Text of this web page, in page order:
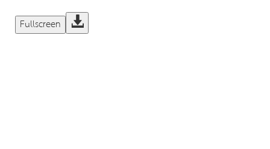
Fullscreen